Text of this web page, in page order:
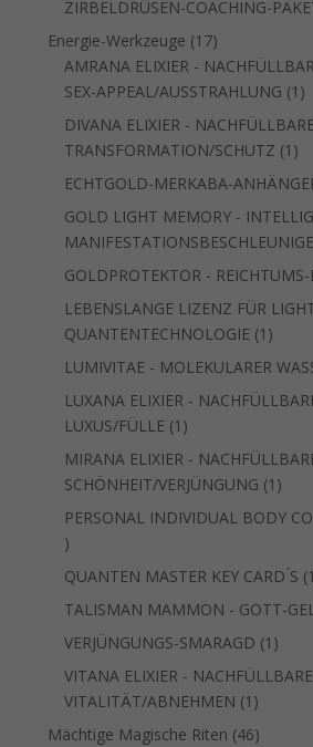
ZIRBELDRÜSEN-COACHING-
Energie-Werkzeuge 1717
Produkte
AMRANA ELIXIER -
SEX-APPEAL/AUSSTRAHLUNG 1 1
DIVANA ELIXIER -
TRANSFORMATION/SCHUTZ 1 1
ECHTGOLD-MERKABA-
GOLD LIGHT MEMORY -
GOLDPROTEKTOR -
LEBENSLANGE LIZENZ FÜR
QUANTENTECHNOLOGIE 1 1
LUMIVITAE - MOLEKULARER
LUXANA ELIXIER -
LUXUS/FÜLLE 1 1
Produkt
MIRANA ELIXIER -
SCHÖNHEIT/VERJÜNGUNG 1 1
PERSONAL INDIVIDUAL BODY
1
Produkt
QUANTEN MASTER KEY CARD ́S 1
TALISMAN MAMMON - GOTT-
VERJÜNGUNGS-SMARAGD 1 1
VITANA ELIXIER -
VITALITÄT/ABNEHMEN 1 1
Produkt
Mächtige Magische Riten 4646